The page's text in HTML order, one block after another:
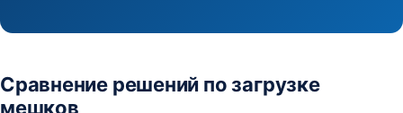
Сравнение решений по загрузке
мешков